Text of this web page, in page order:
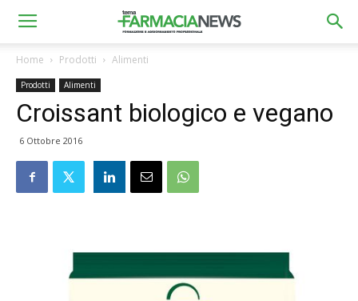
Home Prodotti Alimenti
Prodotti Alimenti
Croissant biologico e vegano
6 Ottobre 2016